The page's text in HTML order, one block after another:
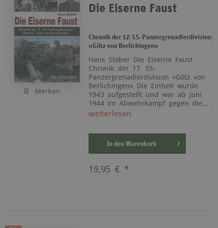
Merken
Die Eiserne Faust
Chronik der 17. SS-Panzergrenadierdivision
»Götz von Berlichingen«
Hans Stöber Die Eiserne Faust
Chronik der 17. SS-
Panzergrenadierdivision »Götz von
Berlichingen« Die Einheit wurde
1943 aufgestellt und war ab Juni
1944 im Abwehrkampf gegen die...
weiterlesen
In den Warenkorb
19,95 € *